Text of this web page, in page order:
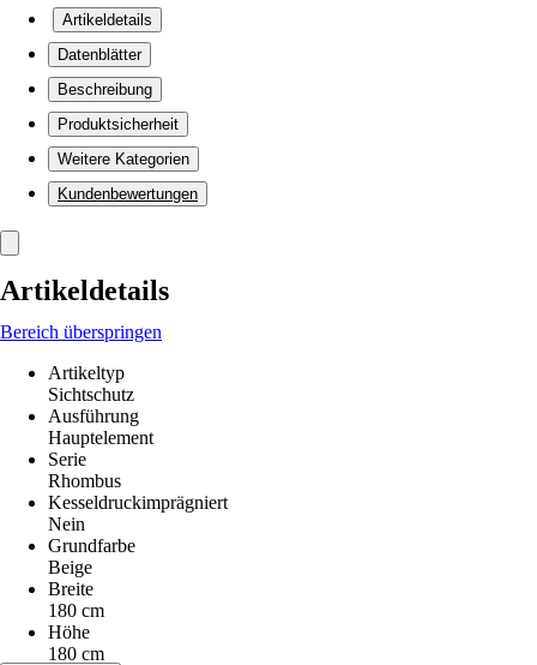
Artikeldetails
Datenblätter
Beschreibung
Produktsicherheit
Weitere Kategorien
Kundenbewertungen
Artikeldetails
Bereich überspringen
Artikeltyp
Sichtschutz
Ausführung
Hauptelement
Serie
Rhombus
Kesseldruckimprägniert
Nein
Grundfarbe
Beige
Breite
180 cm
Höhe
180 cm